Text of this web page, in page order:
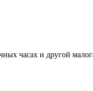
часах и другой